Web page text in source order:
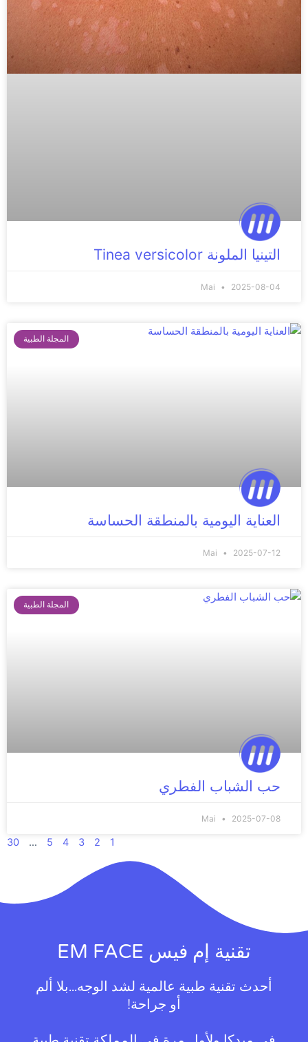
التينيا الملونة Tinea versicolor
Mai 2025-08-04
المجلة الطبية
العناية اليومية بالمنطقة الحساسة
Mai 2025-07-12
المجلة الطبية
حب الشباب الفطري
Mai 2025-07-08
1
2
3
4
5
…
30
تقنية إم فيس EM FACE
أحدث تقنية طبية عالمية لشد الوجه...بلا ألم
أو جراحة!